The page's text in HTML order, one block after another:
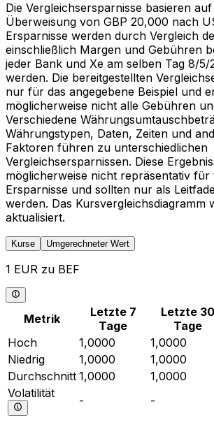
Die Vergleichsersparnisse basieren
Überweisung von GBP 20,000 nach
Ersparnisse werden durch Vergleich
einschließlich Margen und Gebühren
jeder Bank und Xe am selben Tag 8/5/
werden. Die bereitgestellten
nur für das angegebene Beispiel und
möglicherweise nicht alle Gebühren
Verschiedene
Währungstypen, Daten, Zeiten und
Faktoren führen zu unterschiedlichen
Vergleichsersparnissen. Diese
möglicherweise nicht repräsentativ für
Ersparnisse und sollten nur als
werden. Das Kursvergleichsdiagramm
aktualisiert.
Kurse Umgerechneter Wert
1 EUR zu BEF
Metrik
Letzte 7
Tage
Letzte 30
Tage
Hoch
1,0000 1,0000
Niedrig
1,0000 1,0000
Durchschnitt 1,0000 1,0000
Volatilität
- -